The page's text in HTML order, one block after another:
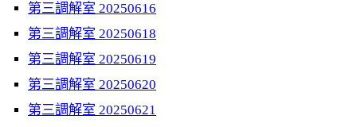
第三調解室 20250616
第三調解室 20250618
第三調解室 20250619
第三調解室 20250620
第三調解室 20250621